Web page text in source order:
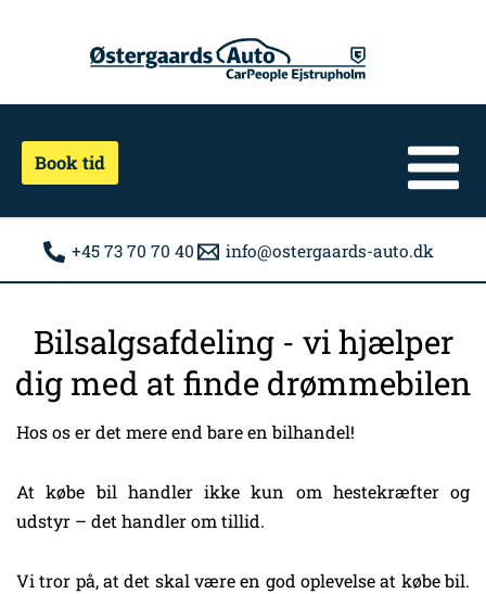
Book tid
+45 73 70 70 40 info@ostergaards-auto.dk
Bilsalgsafdeling - vi hjælper
dig med at finde drømmebilen
Hos os er det mere end bare en bilhandel!
At købe bil handler ikke kun om hestekræfter og
udstyr – det handler om tillid.
Vi tror på, at det skal være en god oplevelse at købe bil.